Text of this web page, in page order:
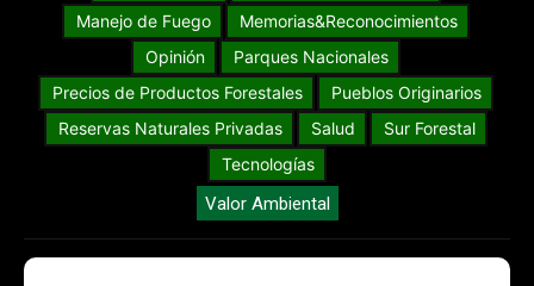
Manejo de Fuego
Memorias&Reconocimientos
Opinión
Parques Nacionales
Precios de Productos Forestales
Pueblos Originarios
Reservas Naturales Privadas
Salud
Sur Forestal
Tecnologías
Valor Ambiental